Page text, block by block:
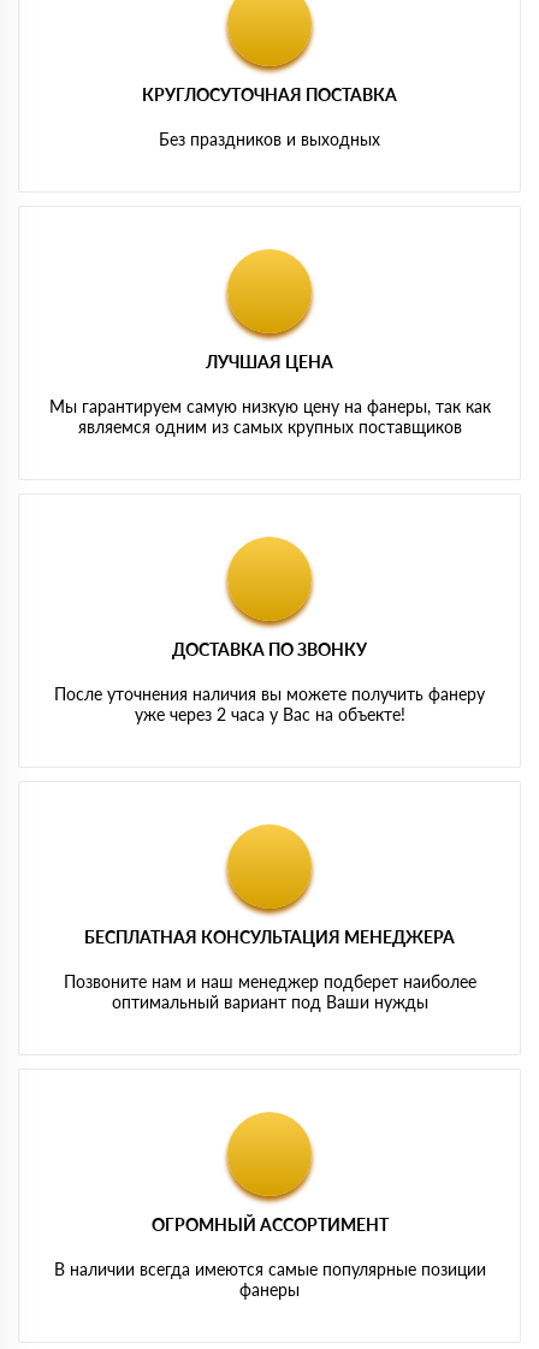
КРУГЛОСУТОЧНАЯ ПОСТАВКА
Без праздников и выходных
ЛУЧШАЯ ЦЕНА
Мы гарантируем самую низкую цену на фанеры, так как
являемся одним из самых крупных поставщиков
ДОСТАВКА ПО ЗВОНКУ
После уточнения наличия вы можете получить фанеру
уже через 2 часа у Вас на объекте!
БЕСПЛАТНАЯ КОНСУЛЬТАЦИЯ МЕНЕДЖЕРА
Позвоните нам и наш менеджер подберет наиболее
оптимальный вариант под Ваши нужды
ОГРОМНЫЙ АССОРТИМЕНТ
В наличии всегда имеются самые популярные позиции
фанеры